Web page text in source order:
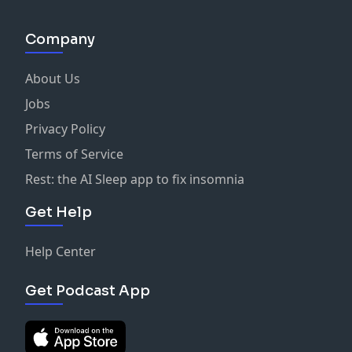
Research: Andreas Munk
Lyddesign: Søren Gregersen
Redaktør: Janus Østergaard
See omnystudio.com/listener
Company
About Us
Jobs
Privacy Policy
Terms of Service
Rest: the AI Sleep app to fix insomnia
Get Help
Help Center
Get Podcast App